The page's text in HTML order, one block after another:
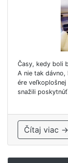
Časy, kedy boli
A nie tak
ére
snažili
Čítaj viac →